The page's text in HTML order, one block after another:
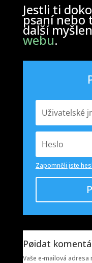
Jestli ti
psaní nebo
další
webu.
Zapomněli jste
Pøidat
Vaše e-mailová adresa